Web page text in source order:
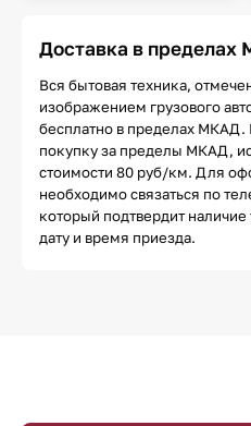
Доставка в
Вся бытовая техника,
изображением грузового
бесплатно в пределах
покупку за пределы МКАД,
стоимости 80 руб/км. Для
необходимо связаться по
который подтвердит наличие
дату и время приезда.